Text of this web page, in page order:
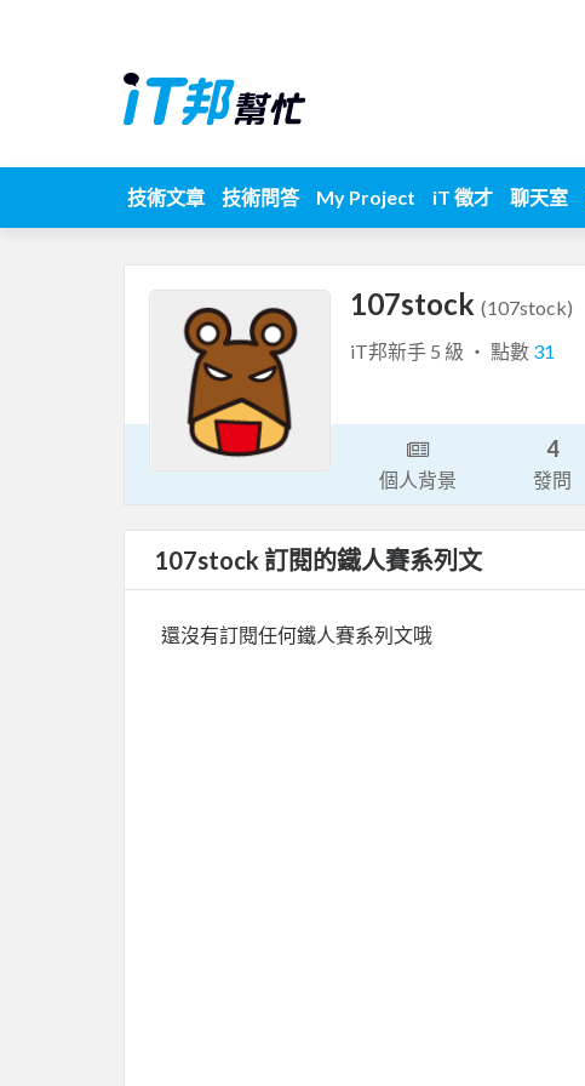
技術文章 技術問答 My Project iT 徵才 聊天室
107stock (107stock)
iT邦新手 5 級 ‧ 點數 31
個人背景
4
發問
107stock 訂閱的鐵人賽系列文
還沒有訂閱任何鐵人賽系列文哦